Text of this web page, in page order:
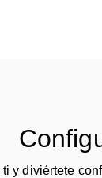
y diviértete